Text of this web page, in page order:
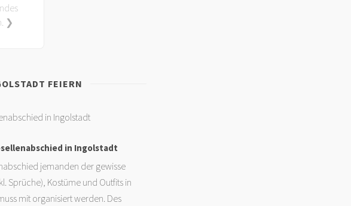
❯
FEIERN
in Ingolstadt
in Ingolstadt
jemanden der gewisse
Sprüche), Kostüme und Outfits in
mit organisiert werden. Des